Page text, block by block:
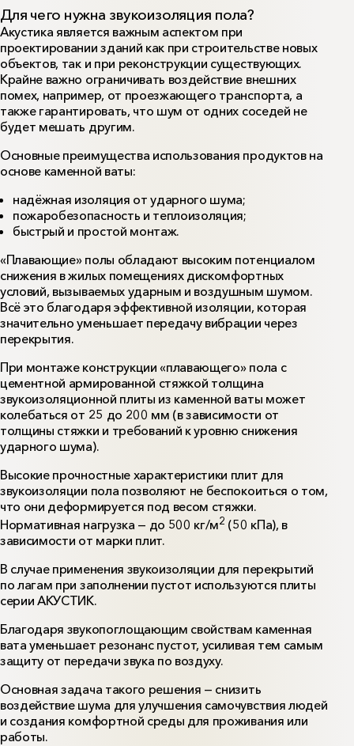
Для чего нужна звукоизоляция пола?
Акустика является важным аспектом при
проектировании зданий как при строительстве новых
объектов, так и при реконструкции существующих.
Крайне важно ограничивать воздействие внешних
помех, например, от проезжающего транспорта, а
также гарантировать, что шум от одних соседей не
будет мешать другим.
Основные преимущества использования продуктов на
основе каменной ваты:
надёжная изоляция от ударного шума;
пожаробезопасность и теплоизоляция;
быстрый и простой монтаж.
«Плавающие» полы обладают высоким потенциалом
снижения в жилых помещениях дискомфортных
условий, вызываемых ударным и воздушным шумом.
Всё это благодаря эффективной изоляции, которая
значительно уменьшает передачу вибрации через
перекрытия.
При монтаже конструкции «плавающего» пола с
цементной армированной стяжкой толщина
звукоизоляционной плиты из каменной ваты может
колебаться от 25 до 200 мм (в зависимости от
толщины стяжки и требований к уровню снижения
ударного шума).
Высокие прочностные характеристики плит для
звукоизоляции пола позволяют не беспокоиться о том,
что они деформируется под весом стяжки.
Нормативная нагрузка — до 500 кг/м2 (50 кПа), в
зависимости от марки плит.
В случае применения звукоизоляции для перекрытий
по лагам при заполнении пустот используются плиты
серии АКУСТИК.
Благодаря звукопоглощающим свойствам каменная
вата уменьшает резонанс пустот, усиливая тем самым
защиту от передачи звука по воздуху.
Основная задача такого решения — снизить
воздействие шума для улучшения самочувствия людей
и создания комфортной среды для проживания или
работы.